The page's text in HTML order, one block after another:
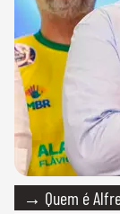
→ Quem é